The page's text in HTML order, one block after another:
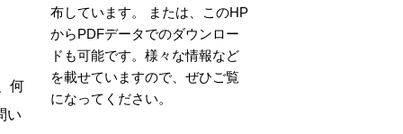
何
い
布しています。 または、このHP
からPDFデータでのダウンロー
ドも可能です。様々な情報など
を載せていますので、ぜひご覧
になってください。